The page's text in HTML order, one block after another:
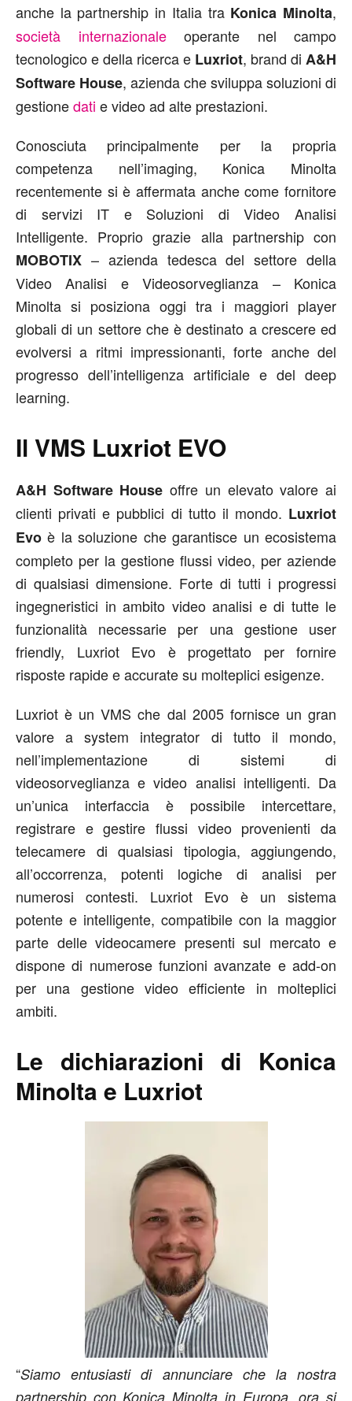
anche la partnership in Italia tra Konica Minolta,
società internazionaleoperante nel campo
tecnologico e della ricerca e Luxriot, brand di A&H
Software House, azienda che sviluppa soluzioni di
gestionedati e video ad alte prestazioni.
Conosciuta principalmente per la propria
competenza nell’imaging, Konica Minolta
recentemente si è affermata anche come fornitore
di servizi IT e Soluzioni di Video Analisi
Intelligente. Proprio grazie alla partnership con
MOBOTIX – azienda tedesca del settore della
Video Analisi e Videosorveglianza – Konica
Minolta si posiziona oggi tra i maggiori player
globali di un settore che è destinato a crescere ed
evolversi a ritmi impressionanti, forte anche del
progresso dell’intelligenza artificiale e del deep
learning.
Il VMS Luxriot EVO
A&H Software House offre un elevato valore ai
clienti privati e pubblici di tutto il mondo. Luxriot
Evoè la soluzione che garantisce un ecosistema
completo per la gestione flussi video, per aziende
di qualsiasi dimensione. Forte di tutti i progressi
ingegneristici in ambito video analisi e di tutte le
funzionalità necessarie per una gestione user
friendly, Luxriot Evo è progettato per fornire
risposte rapide e accurate su molteplici esigenze.
Luxriot è un VMS che dal 2005 fornisce un gran
valore a system integrator di tutto il mondo,
nell’implementazione di sistemi di
videosorveglianza e video analisi intelligenti. Da
un’unica interfaccia è possibile intercettare,
registrare e gestire flussi video provenienti da
telecamere di qualsiasi tipologia, aggiungendo,
all’occorrenza, potenti logiche di analisi per
numerosi contesti. Luxriot Evo è un sistema
potente e intelligente, compatibile con la maggior
parte delle videocamere presenti sul mercato e
dispone di numerose funzioni avanzate e add-on
per una gestione video efficiente in molteplici
ambiti.
Le dichiarazioni di Konica
Minolta e Luxriot
“Siamo entusiasti di annunciare che la nostra
partnership con Konica Minolta in Europa, ora si